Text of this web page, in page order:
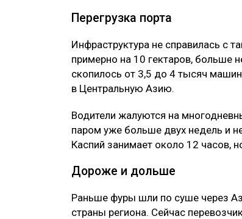
Перегрузка порта
Инфраструктура не справилась с
примерно на 10 гектаров, больше
скопилось от 3,5 до 4 тысяч
в Центральную Азию.
Водители жалуются на
паром уже больше двух недель и
Каспий занимает около 12 часов,
Дороже и дольше
Раньше фуры шли по суше через
страны региона. Сейчас